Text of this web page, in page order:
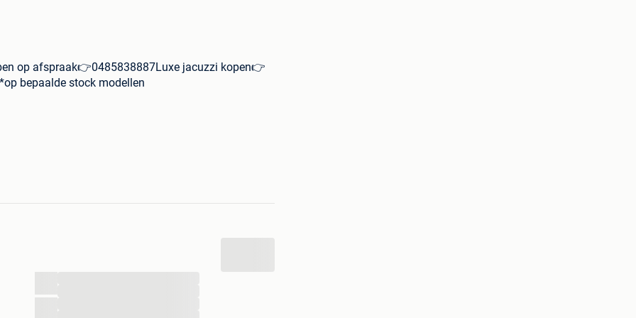
op afspraak👉0485838887Luxe jacuzzi kopen👉
bepaalde stock modellen